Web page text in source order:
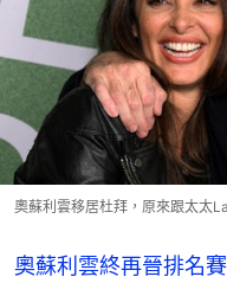
奧蘇利雲移居杜拜，原來跟太太
奧蘇利雲終再晉排名